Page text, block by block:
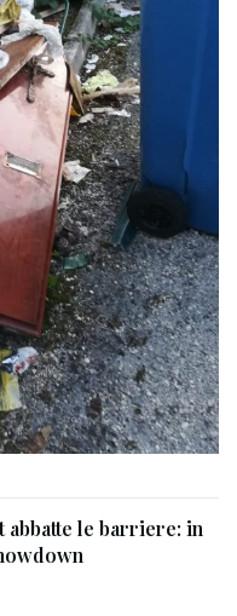
abbatte le barriere: in